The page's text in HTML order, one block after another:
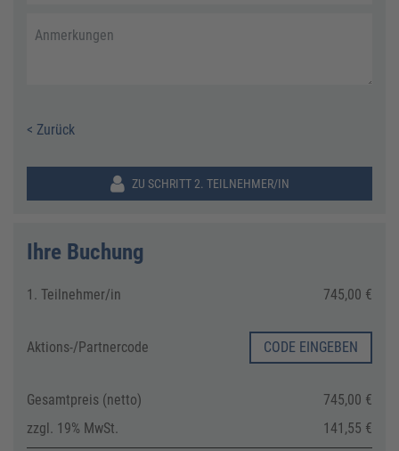
Anmerkungen
< Zurück
ZU SCHRITT 2. TEILNEHMER/IN
Ihre Buchung
1. Teilnehmer/in 745,00 €
Aktions-/Partnercode CODE EINGEBEN
Gesamtpreis (netto)
745,00 €
zzgl. 19% MwSt.
141,55 €